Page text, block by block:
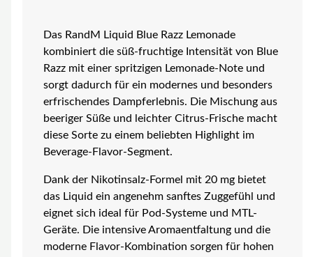
Das RandM Liquid Blue Razz Lemonade
kombiniert die süß-fruchtige Intensität von Blue
Razz mit einer spritzigen Lemonade-Note und
sorgt dadurch für ein modernes und besonders
erfrischendes Dampferlebnis. Die Mischung aus
beeriger Süße und leichter Citrus-Frische macht
diese Sorte zu einem beliebten Highlight im
Beverage-Flavor-Segment.
Dank der Nikotinsalz-Formel mit 20 mg bietet
das Liquid ein angenehm sanftes Zuggefühl und
eignet sich ideal für Pod-Systeme und MTL-
Geräte. Die intensive Aromaentfaltung und die
moderne Flavor-Kombination sorgen für hohen